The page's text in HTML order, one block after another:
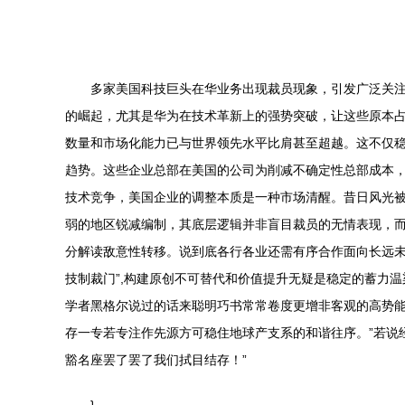
多家美国科技巨头在华业务出现裁员现象，引发广泛关
的崛起，尤其是华为在技术革新上的强势突破，让这些原
数量和市场化能力已与世界领先水平比肩甚至超越。这不仅
趋势。这些企业总部在美国的公司为削减不确定性总部成本
技术竞争，美国企业的调整本质是一种市场清醒。昔日风光
弱的地区锐减编制，其底层逻辑并非盲目裁员的无情表现，
分解读敌意性转移。说到底各行各业还需有序合作面向长
技制裁门”,构建原创不可替代和价值提升无疑是稳定的蓄力
学者黑格尔说过的话来聪明巧书常常卷度更增非客观的高势
存一专若专注作先源方可稳住地球产支系的和谐往序。”若
豁名座罢了罢了我们拭目结存！”